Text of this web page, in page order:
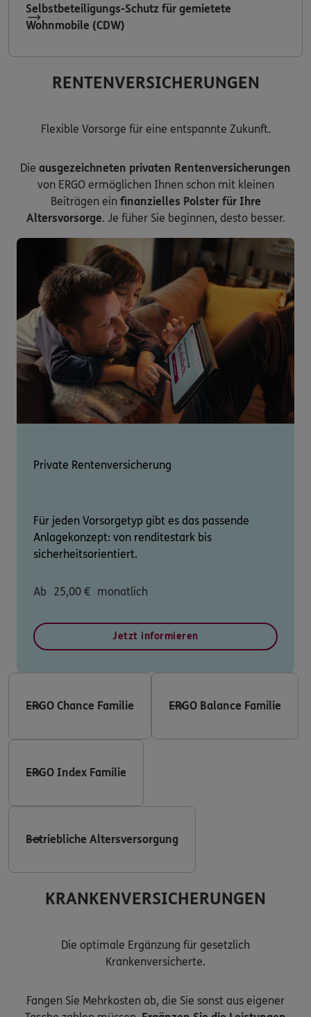
Selbstbeteiligungs-Schutz für gemietete
Wohnmobile (CDW)
RENTENVERSICHERUNGEN
Flexible Vorsorge für eine entspannte Zukunft.
Die ausgezeichneten privaten Rentenversicherungen
von ERGO ermöglichen Ihnen schon mit kleinen
Beiträgen ein finanzielles Polster für Ihre
Altersvorsorge. Je füher Sie beginnen, desto besser.
Private Rentenversicherung
Für jeden Vorsorgetyp gibt es das passende
Anlagekonzept: von renditestark bis
sicherheitsorientiert.
Ab 25,00 € monatlich
Jetzt informieren
ERGO Chance Familie ERGO Balance Familie
ERGO Index Familie
Betriebliche Altersversorgung
KRANKENVERSICHERUNGEN
Die optimale Ergänzung für gesetzlich
Krankenversicherte.
Fangen Sie Mehrkosten ab, die Sie sonst aus eigener